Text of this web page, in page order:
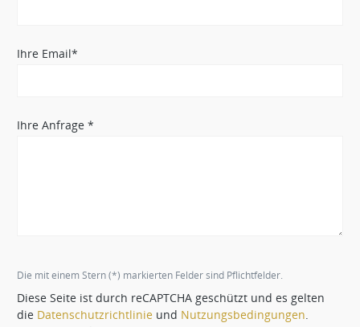
Ihre Email*
Ihre Anfrage *
Die mit einem Stern (*) markierten Felder sind Pflichtfelder.
Diese Seite ist durch reCAPTCHA geschützt und es gelten
die Datenschutzrichtlinie und Nutzungsbedingungen